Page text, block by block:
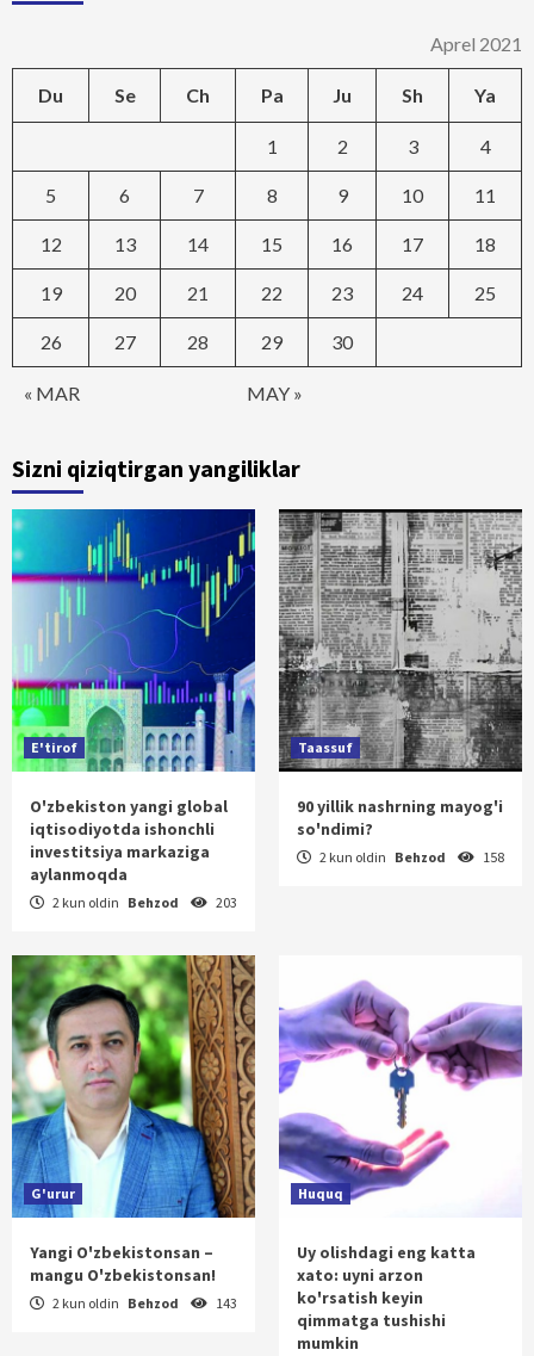
Aprel 2021
Du Se Ch Pa Ju Sh Ya
« MAR MAY »
1 2 3 4
5 6 7 8 9 10 11
12 13 14 15 16 17 18
19 20 21 22 23 24 25
26 27 28 29 30
Sizni qiziqtirgan yangiliklar
E'tirof
O'zbekiston yangi global
iqtisodiyotda ishonchli
investitsiya markaziga
aylanmoqda
2 kun oldin Behzod 203
Taassuf
90 yillik nashrning mayog'i
so'ndimi?
2 kun oldin Behzod 158
G'urur
Yangi O'zbekistonsan –
mangu O'zbekistonsan!
2 kun oldin Behzod 143
Huquq
Uy olishdagi eng katta
xato: uyni arzon
ko'rsatish keyin
qimmatga tushishi
mumkin